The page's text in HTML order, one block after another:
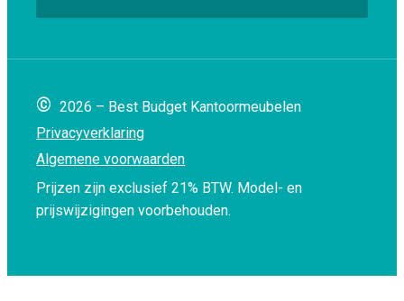
© 2026 – Best Budget Kantoormeubelen
Privacyverklaring
Algemene voorwaarden
Prijzen zijn exclusief 21% BTW. Model- en
prijswijzigingen voorbehouden.